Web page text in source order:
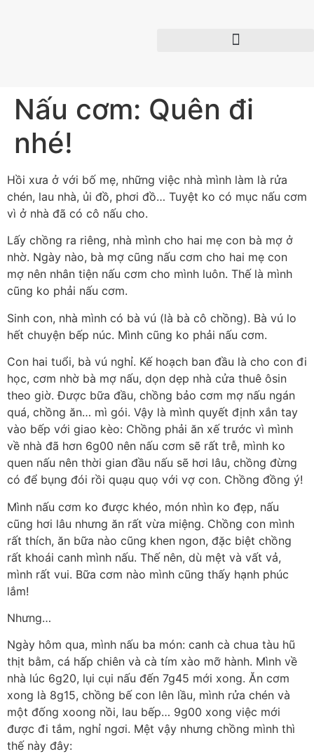
Nấu cơm: Quên đi
nhé!
Hồi xưa ở với bố mẹ, những việc nhà mình làm là rửa
chén, lau nhà, ủi đồ, phơi đồ… Tuyệt ko có mục nấu cơm
vì ở nhà đã có cô nấu cho.
Lấy chồng ra riêng, nhà mình cho hai mẹ con bà mợ ở
nhờ. Ngày nào, bà mợ cũng nấu cơm cho hai mẹ con
mợ nên nhân tiện nấu cơm cho mình luôn. Thế là mình
cũng ko phải nấu cơm.
Sinh con, nhà mình có bà vú (là bà cô chồng). Bà vú lo
hết chuyện bếp núc. Mình cũng ko phải nấu cơm.
Con hai tuổi, bà vú nghỉ. Kế hoạch ban đầu là cho con đi
học, cơm nhờ bà mợ nấu, dọn dẹp nhà cửa thuê ôsin
theo giờ. Được bữa đầu, chồng bảo cơm mợ nấu ngán
quá, chồng ăn… mì gói. Vậy là mình quyết định xắn tay
vào bếp với giao kèo: Chồng phải ăn xế trước vì mình
về nhà đã hơn 6g00 nên nấu cơm sẽ rất trễ, mình ko
quen nấu nên thời gian đầu nấu sẽ hơi lâu, chồng đừng
có để bụng đói rồi quạu quọ với vợ con. Chồng đồng ý!
Mình nấu cơm ko được khéo, món nhìn ko đẹp, nấu
cũng hơi lâu nhưng ăn rất vừa miệng. Chồng con mình
rất thích, ăn bữa nào cũng khen ngon, đặc biệt chồng
rất khoái canh mình nấu. Thế nên, dù mệt và vất vả,
mình rất vui. Bữa cơm nào mình cũng thấy hạnh phúc
lắm!
Nhưng…
Ngày hôm qua, mình nấu ba món: canh cà chua tàu hũ
thịt bằm, cá hấp chiên và cà tím xào mỡ hành. Mình về
nhà lúc 6g20, lụi cụi nấu đến 7g45 mới xong. Ăn cơm
xong là 8g15, chồng bế con lên lầu, mình rửa chén và
một đống xoong nồi, lau bếp… 9g00 xong việc mới
được đi tắm, nghỉ ngơi. Mệt vậy nhưng chồng mình thì
thế này đây: